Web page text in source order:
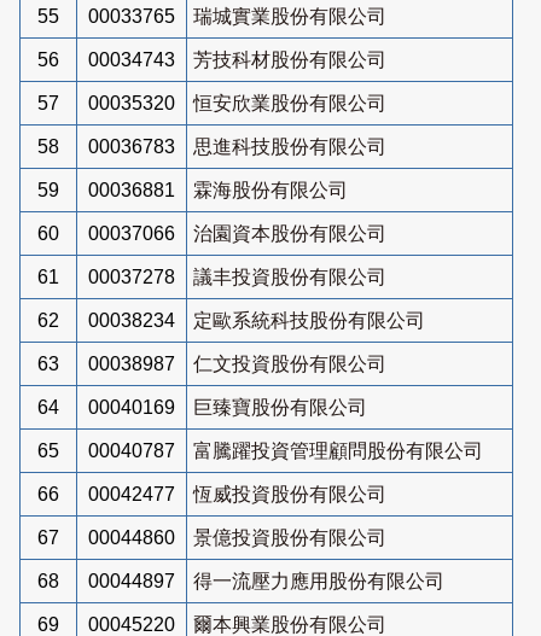
55 00033765 瑞城實業股份有限公司
56 00034743 芳技科材股份有限公司
57 00035320 恒安欣業股份有限公司
58 00036783 思進科技股份有限公司
59 00036881 霖海股份有限公司
60 00037066 治園資本股份有限公司
61 00037278 議丰投資股份有限公司
62 00038234 定歐系統科技股份有限公司
63 00038987 仁文投資股份有限公司
64 00040169 巨臻寶股份有限公司
65 00040787 富騰躍投資管理顧問股份有限公司
66 00042477 恆威投資股份有限公司
67 00044860 景億投資股份有限公司
68 00044897 得一流壓力應用股份有限公司
69 00045220 爾本興業股份有限公司